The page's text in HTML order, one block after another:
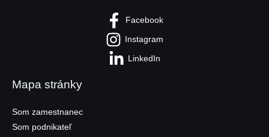
Facebook
Instagram
LinkedIn
Mapa stránky
Som zamestnanec
Som podnikateľ